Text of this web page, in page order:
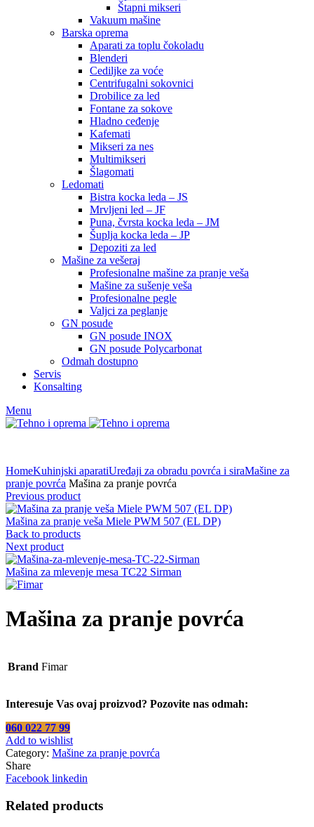
Štapni mikseri
Vakuum mašine
Barska oprema
Aparati za toplu čokoladu
Blenderi
Cediljke za voće
Centrifugalni sokovnici
Drobilice za led
Fontane za sokove
Hladno ceđenje
Kafemati
Mikseri za nes
Multimikseri
Šlagomati
Ledomati
Bistra kocka leda – JS
Mrvljeni led – JF
Puna, čvrsta kocka leda – JM
Šuplja kocka leda – JP
Depoziti za led
Mašine za vešeraj
Profesionalne mašine za pranje veša
Mašine za sušenje veša
Profesionalne pegle
Valjci za peglanje
GN posude
GN posude INOX
GN posude Polycarbonat
Odmah dostupno
Servis
Konsalting
Menu
HomeKuhinjski aparatiUređaji za obradu povrća i siraMašine za
pranje povrća Mašina za pranje povrća
Previous product
Mašina za pranje veša Miele PWM 507 (EL DP)
Back to products
Next product
Mašina za mlevenje mesa TC22 Sirman
Mašina za pranje povrća
Brand Fimar
Interesuje Vas ovaj proizvod? Pozovite nas odmah:
060 022 77 99
Add to wishlist
Category: Mašine za pranje povrća
Share
Facebook linkedin
Related products